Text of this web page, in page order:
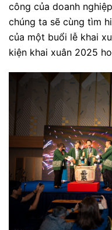
công của doanh
chúng ta sẽ cùng tìm
của một buổi lễ khai
kiện khai xuân 2025